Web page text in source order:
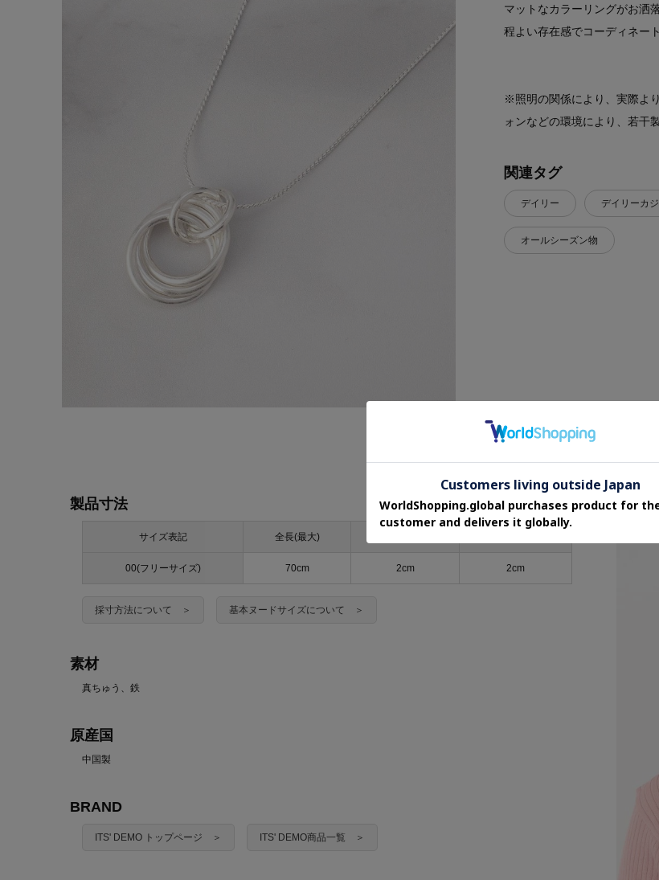
マットなカラーリングがお洒
程よい存在感でコーディネー
※照明の関係により、実際よ
ォンなどの環境により、若干
関連タグ
デイリー デイリーカ
オールシーズン物
製品寸法
サイズ表記 全長(最大)
00(フリーサイズ) 70cm 2cm 2cm
採寸方法について ＞ 基本ヌードサイズについて ＞
素材
真ちゅう、鉄
原産国
中国製
BRAND
ITS' DEMO トップページ ＞ ITS' DEMO商品一覧 ＞